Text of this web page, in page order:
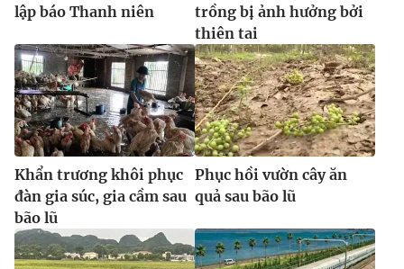
lập báo Thanh niên
trồng bị ảnh hưởng bởi
thiên tai
Khẩn trương khôi phục
đàn gia súc, gia cầm sau
bão lũ
Phục hồi vườn cây ăn
quả sau bão lũ